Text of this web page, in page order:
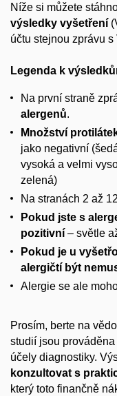
Níže si můžete
výsledky vyšetření
účtu stejnou zprávu
Legenda k
Na první straně
alergenů.
Množství
jako negativní
vysoká a velmi
zelená)
Na stranách 2 až
Pokud jste s
pozitivní – světle
Pokud je u
alergičtí být
Alergie se ale
Prosím, berte na
studií jsou prováděna
účely diagnostiky.
konzultovat s
který toto finančně